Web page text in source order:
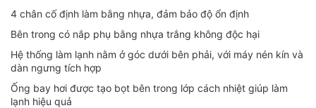
4 chân cố định làm bằng nhựa, đảm bảo độ ổn định
Bên trong có nắp phụ bằng nhựa trắng không độc hại
Hệ thống làm lạnh nằm ở góc dưới bên phải, với máy nén kín và
dàn ngưng tích hợp
Ống bay hơi được tạo bọt bên trong lớp cách nhiệt giúp làm
lạnh hiệu quả